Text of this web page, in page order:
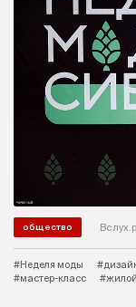
общество
#Неделя моды
#мастер-класс